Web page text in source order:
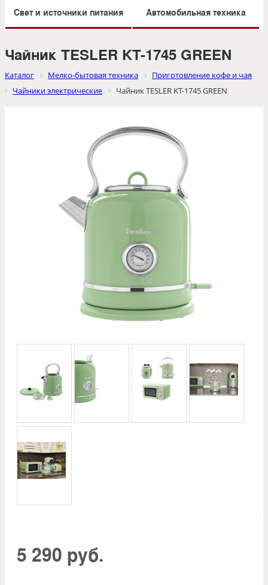
Свет и источники питания Автомобильная техника
Чайник TESLER KT-1745 GREEN
Каталог Мелко-бытовая техника
Приготовление кофе и чая
Чайники электрические
Чайник TESLER KT-1745 GREEN
5 290 руб.